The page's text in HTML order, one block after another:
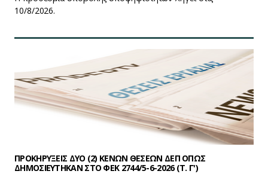
10/8/2026.
ΠΡΟΚΗΡΥΞΕΙΣ ΔΥΟ (2) ΚΕΝΩΝ ΘΕΣΕΩΝ ΔΕΠ ΟΠΩΣ
ΔΗΜΟΣΙΕΥΤΗΚΑΝ ΣΤΟ ΦEK 2744/5-6-2026 (Τ. Γ')